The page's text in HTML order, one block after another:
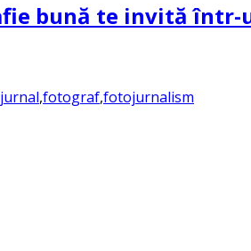
bună te invită într-
,fotograf,fotojurnalism